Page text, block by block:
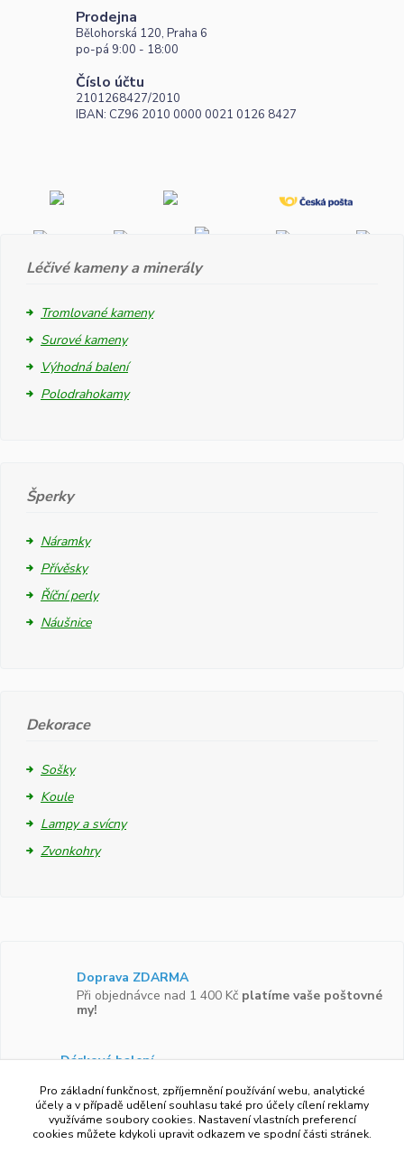
Prodejna
Bělohorská 120, Praha 6
po-pá 9:00 - 18:00
Číslo účtu
2101268427/2010
IBAN: CZ96 2010 0000 0021 0126 8427
Léčivé kameny a minerály
Tromlované kameny
Surové kameny
Výhodná balení
Polodrahokamy
Šperky
Náramky
Přívěsky
Říční perly
Náušnice
Dekorace
Sošky
Koule
Lampy a svícny
Zvonkohry
Doprava ZDARMA
Při objednávce nad 1 400 Kč platíme vaše poštovné
my!
Dárkové balení
Ověřeno zákazníky
Pro základní funkčnost, zpříjemnění používání webu, analytické
účely a v případě udělení souhlasu také pro účely cílení reklamy
využíváme soubory cookies. Nastavení vlastních preferencí
cookies můžete kdykoli upravit odkazem ve spodní části stránek.